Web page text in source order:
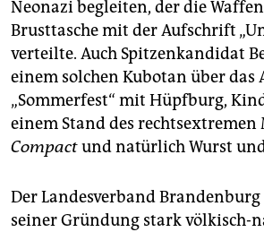
Neonazi begleiten, der die
Brusttasche mit der Aufschrift
verteilte. Auch Spitzenkandidat
einem solchen Kubotan über das
„Sommerfest“ mit Hüpfburg,
einem Stand des rechtsextremen
Compactund natürlich Wurst
Der Landesverband
seiner Gründung stark völkisch-